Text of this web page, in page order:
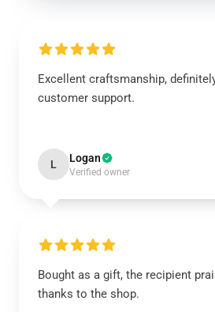
Excellent craftsmanship,
customer support.
L Logan
Verified owner
Bought as a gift, the recipient
thanks to the shop.